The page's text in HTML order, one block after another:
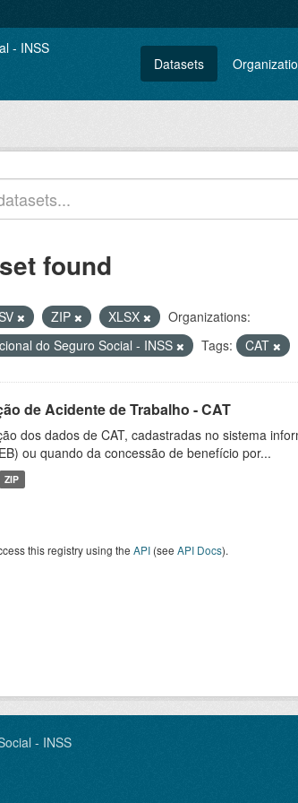
Datasets
found
ZIP XLSX
Organizations:
do Seguro Social - INSS
Tags: CAT
de Acidente de Trabalho - CAT
dos dados de CAT, cadastradas no sistema
ou quando da concessão de benefício por...
ZIP
this registry using the API (see API Docs).
- INSS